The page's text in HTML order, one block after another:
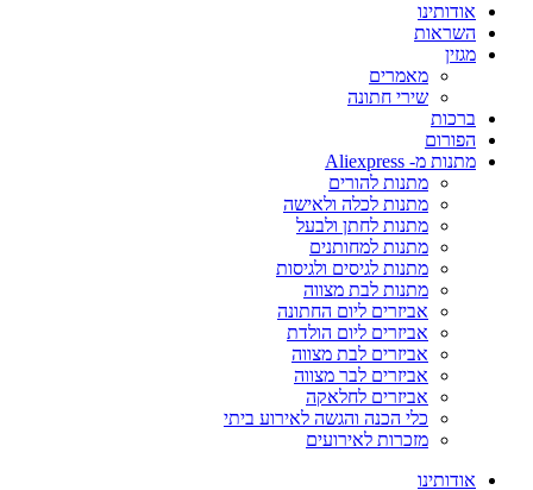
אודותינו
השראות
מגזין
מאמרים
שירי חתונה
ברכות
הפורום
מתנות מ- Aliexpress
מתנות להורים
מתנות לכלה ולאישה
מתנות לחתן ולבעל
מתנות למחותנים
מתנות לגיסים ולגיסות
מתנות לבת מצווה
אביזרים ליום החתונה
אביזרים ליום הולדת
אביזרים לבת מצווה
אביזרים לבר מצווה
אביזרים לחלאקה
כלי הכנה והגשה לאירוע ביתי
מזכרות לאירועים
אודותינו